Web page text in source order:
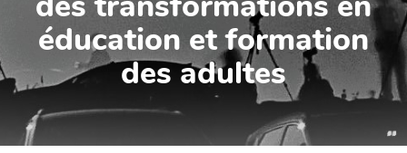
éducation et formation
des adultes